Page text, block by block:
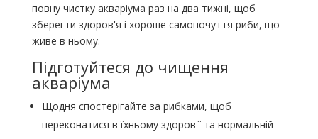
повну чистку акваріума раз на два тижні, щоб
зберегти здоров'я і хороше самопочуття риби, що
живе в ньому.
Підготуйтеся до чищення
акваріума
Щодня спостерігайте за рибками, щоб
переконатися в їхньому здоров'ї та нормальній